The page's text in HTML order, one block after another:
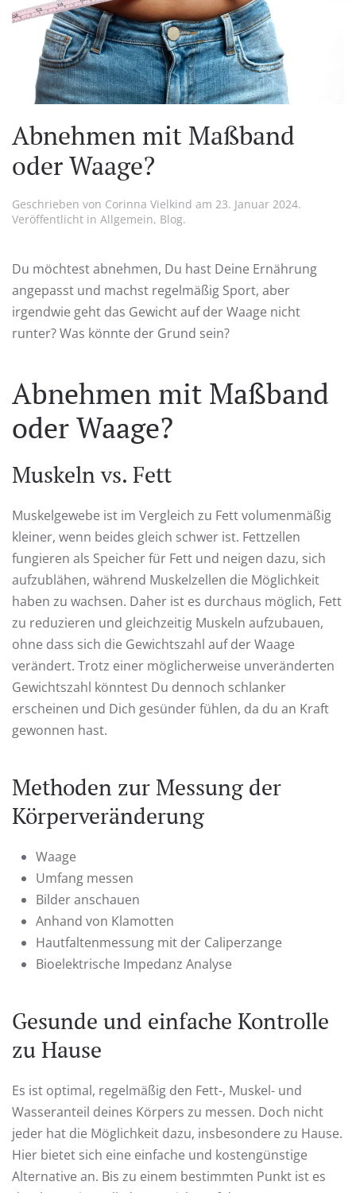
Abnehmen mit Maßband
oder Waage?
Geschrieben von Corinna Vielkind am 23. Januar 2024.
Veröffentlicht in Allgemein, Blog.
Du möchtest abnehmen, Du hast Deine Ernährung
angepasst und machst regelmäßig Sport, aber
irgendwie geht das Gewicht auf der Waage nicht
runter? Was könnte der Grund sein?
Abnehmen mit Maßband
oder Waage?
Muskeln vs. Fett
Muskelgewebe ist im Vergleich zu Fett volumenmäßig
kleiner, wenn beides gleich schwer ist. Fettzellen
fungieren als Speicher für Fett und neigen dazu, sich
aufzublähen, während Muskelzellen die Möglichkeit
haben zu wachsen. Daher ist es durchaus möglich, Fett
zu reduzieren und gleichzeitig Muskeln aufzubauen,
ohne dass sich die Gewichtszahl auf der Waage
verändert. Trotz einer möglicherweise unveränderten
Gewichtszahl könntest Du dennoch schlanker
erscheinen und Dich gesünder fühlen, da du an Kraft
gewonnen hast.
Methoden zur Messung der
Körperveränderung
Waage
Umfang messen
Bilder anschauen
Anhand von Klamotten
Hautfaltenmessung mit der Caliperzange
Bioelektrische Impedanz Analyse
Gesunde und einfache Kontrolle
zu Hause
Es ist optimal, regelmäßig den Fett-, Muskel- und
Wasseranteil deines Körpers zu messen. Doch nicht
jeder hat die Möglichkeit dazu, insbesondere zu Hause.
Hier bietet sich eine einfache und kostengünstige
Alternative an. Bis zu einem bestimmten Punkt ist es